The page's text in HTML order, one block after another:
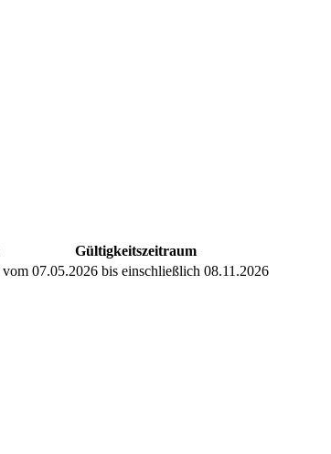
Gültigkeitszeitraum
vom 07.05.2026 bis einschließlich 08.11.2026